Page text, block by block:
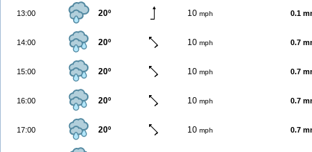
13:00 20º 10 mph 0.1
14:00 20º 10 mph 0.7
15:00 20º 10 mph 0.7
16:00 20º 10 mph 0.7
17:00 20º 10 mph 0.7